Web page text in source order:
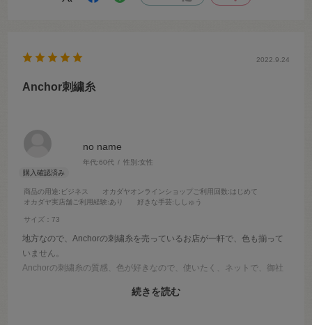
no name
年代:60代 性別:女性
商品の用途:ビジネス オカダヤオンラインショップご利用回数:はじめて
オカダヤ実店舗ご利用経験:あり 好きな手芸:ししゅう
サイズ：73
2022.9.24
Anchor刺繍糸
地方なので、Anchorの刺繍糸を売っているお店が一軒で、色も揃って
いません。
Anchorの刺繍糸の質感、色が好きなので、使いたく、ネットで、御社
Anchorの刺繍糸はロットによる、色ブレがなく、手元に持っていた、
続きを読む